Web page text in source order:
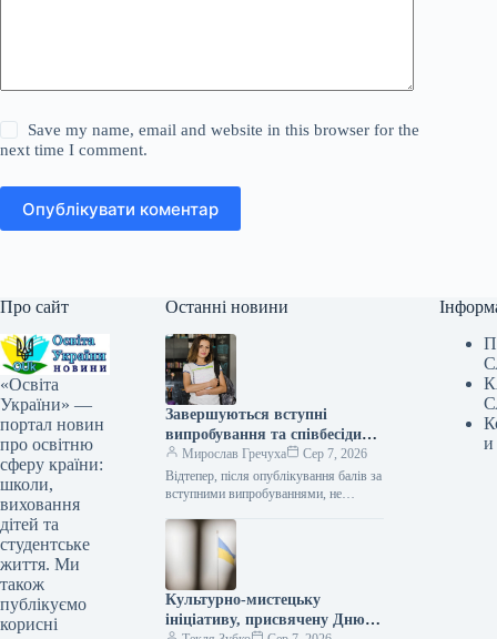
Save my name, email and website in this browser for the
next time I comment.
Опублікувати коментар
Про сайт
«Освіта
України» —
портал новин
про освітню
сферу країни:
школи,
виховання
дітей та
студентське
життя. Ми
також
публікуємо
корисні
Останні новини
Завершуються вступні
випробування та співбесіди
для абітурієнтів коледжів, які
вступають після 11 класу.
Мирослав Гречуха
Сер 7, 2026
Відтепер, після опублікування балів за
вступними випробуваннями, не
сформовані списки претендентів на
бюджетні місця. Вступна…
Культурно-мистецьку
ініціативу, присвячену Дню
и